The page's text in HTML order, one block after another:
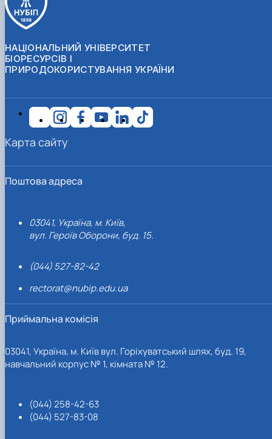
НАЦІОНАЛЬНИЙ УНІВЕРСИТЕТ
БІОРЕСУРСІВ І
ПРИРОДОКОРИСТУВАННЯ УКРАЇНИ
Поштова адреса
03041, Україна, м. Київ,
вул. Героїв Оборони, буд. 15.
(044) 527-82-42
rectorat@nubip.edu.ua
Приймальна комісія
03041, Україна, м. Київ вул. Горіхуватський шлях, буд. 19,
навчальний корпус № 1, кімната № 12.
(044) 258-42-63
(044) 527-83-08
Карта сайту